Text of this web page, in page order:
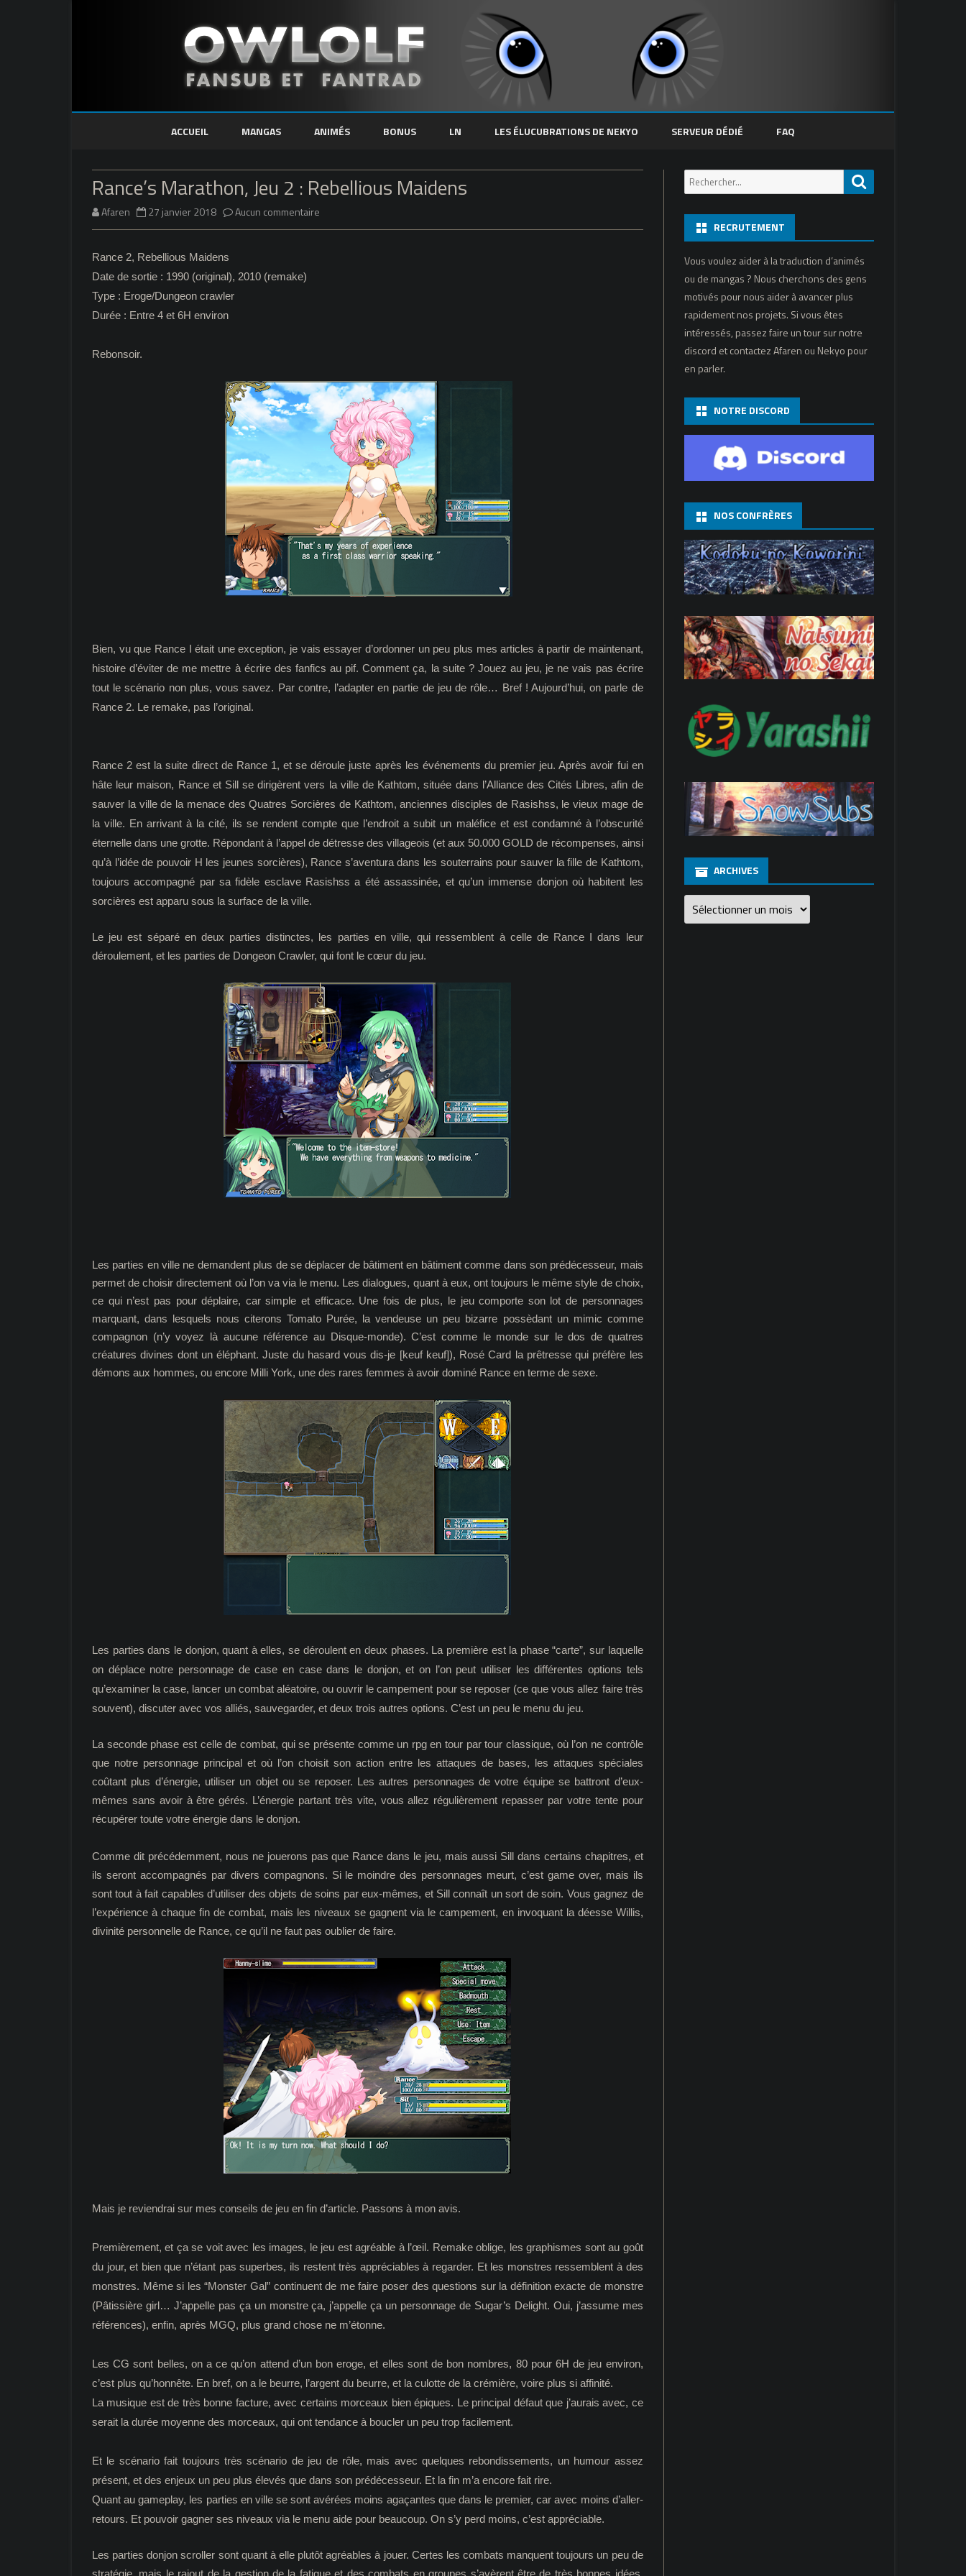
Skip
ACCUEIL MANGAS ANIMÉS BONUS LN LES ÉLUCUBRATIONS DE NEKYO SERVEUR DÉDIÉ FAQ
Rance’s Marathon, Jeu 2 : Rebellious Maidens
Afaren 27 janvier 2018 Aucun commentaire
Maidens
Rance 2, Rebellious Maidens
Date de sortie : 1990 (original), 2010 (remake)
Type : Eroge/Dungeon crawler
Durée : Entre 4 et 6H environ
Rebonsoir.
Bien, vu que Rance I était une exception, je vais essayer d’ordonner un peu plus mes articles à partir de maintenant,
histoire d’éviter de me mettre à écrire des fanfics au pif. Comment ça, la suite ? Jouez au jeu, je ne vais pas écrire
tout le scénario non plus, vous savez. Par contre, l’adapter en partie de jeu de rôle… Bref ! Aujourd’hui, on parle de
Rance 2. Le remake, pas l’original.
Rance 2 est la suite direct de Rance 1, et se déroule juste après les événements du premier jeu. Après avoir fui en
hâte leur maison, Rance et Sill se dirigèrent vers la ville de Kathtom, située dans l’Alliance des Cités Libres, afin de
sauver la ville de la menace des Quatres Sorcières de Kathtom, anciennes disciples de Rasishss, le vieux mage de
la ville. En arrivant à la cité, ils se rendent compte que l’endroit a subit un maléfice et est condamné à l’obscurité
éternelle dans une grotte. Répondant à l’appel de détresse des villageois (et aux 50.000 GOLD de récompenses, ainsi
qu’à l’idée de pouvoir H les jeunes sorcières), Rance s’aventura dans les souterrains pour sauver la fille de Kathtom,
toujours accompagné par sa fidèle esclave Rasishss a été assassinée, et qu’un immense donjon où habitent les
sorcières est apparu sous la surface de la ville.
Le jeu est séparé en deux parties distinctes, les parties en ville, qui ressemblent à celle de Rance I dans leur
déroulement, et les parties de Dongeon Crawler, qui font le cœur du jeu.
Les parties en ville ne demandent plus de se déplacer de bâtiment en bâtiment comme dans son prédécesseur, mais
permet de choisir directement où l’on va via le menu. Les dialogues, quant à eux, ont toujours le même style de choix,
ce qui n’est pas pour déplaire, car simple et efficace. Une fois de plus, le jeu comporte son lot de personnages
marquant, dans lesquels nous citerons Tomato Purée, la vendeuse un peu bizarre possèdant un mimic comme
compagnon (n’y voyez là aucune référence au Disque-monde). C’est comme le monde sur le dos de quatres
créatures divines dont un éléphant. Juste du hasard vous dis-je [keuf keuf]), Rosé Card la prêtresse qui préfère les
démons aux hommes, ou encore Milli York, une des rares femmes à avoir dominé Rance en terme de sexe.
Les parties dans le donjon, quant à elles, se déroulent en deux phases. La première est la phase “carte”, sur laquelle
on déplace notre personnage de case en case dans le donjon, et on l’on peut utiliser les différentes options tels
qu’examiner la case, lancer un combat aléatoire, ou ouvrir le campement pour se reposer (ce que vous allez faire très
souvent), discuter avec vos alliés, sauvegarder, et deux trois autres options. C’est un peu le menu du jeu.
La seconde phase est celle de combat, qui se présente comme un rpg en tour par tour classique, où l’on ne contrôle
que notre personnage principal et où l’on choisit son action entre les attaques de bases, les attaques spéciales
coûtant plus d’énergie, utiliser un objet ou se reposer. Les autres personnages de votre équipe se battront d’eux-
mêmes sans avoir à être gérés. L’énergie partant très vite, vous allez régulièrement repasser par votre tente pour
récupérer toute votre énergie dans le donjon.
Comme dit précédemment, nous ne jouerons pas que Rance dans le jeu, mais aussi Sill dans certains chapitres, et
ils seront accompagnés par divers compagnons. Si le moindre des personnages meurt, c’est game over, mais ils
sont tout à fait capables d’utiliser des objets de soins par eux-mêmes, et Sill connaît un sort de soin. Vous gagnez de
l’expérience à chaque fin de combat, mais les niveaux se gagnent via le campement, en invoquant la déesse Willis,
divinité personnelle de Rance, ce qu’il ne faut pas oublier de faire.
Mais je reviendrai sur mes conseils de jeu en fin d’article. Passons à mon avis.
Premièrement, et ça se voit avec les images, le jeu est agréable à l’œil. Remake oblige, les graphismes sont au goût
du jour, et bien que n’étant pas superbes, ils restent très appréciables à regarder. Et les monstres ressemblent à des
monstres. Même si les “Monster Gal” continuent de me faire poser des questions sur la définition exacte de monstre
(Pâtissière girl… J’appelle pas ça un monstre ça, j’appelle ça un personnage de Sugar’s Delight. Oui, j’assume mes
références), enfin, après MGQ, plus grand chose ne m’étonne.
Les CG sont belles, on a ce qu’on attend d’un bon eroge, et elles sont de bon nombres, 80 pour 6H de jeu environ,
c’est plus qu’honnête. En bref, on a le beurre, l’argent du beurre, et la culotte de la crémière, voire plus si affinité.
La musique est de très bonne facture, avec certains morceaux bien épiques. Le principal défaut que j’aurais avec, ce
serait la durée moyenne des morceaux, qui ont tendance à boucler un peu trop facilement.
Et le scénario fait toujours très scénario de jeu de rôle, mais avec quelques rebondissements, un humour assez
présent, et des enjeux un peu plus élevés que dans son prédécesseur. Et la fin m’a encore fait rire.
Quant au gameplay, les parties en ville se sont avérées moins agaçantes que dans le premier, car avec moins d’aller-
retours. Et pouvoir gagner ses niveaux via le menu aide pour beaucoup. On s’y perd moins, c’est appréciable.
Les parties donjon scroller sont quant à elle plutôt agréables à jouer. Certes les combats manquent toujours un peu de
stratégie, mais le rajout de la gestion de la fatigue et des combats en groupes s’avèrent être de très bonnes idées,
Recherche
pour:
RECRUTEMENT
Vous voulez aider à la traduction d’animés
ou de mangas ? Nous cherchons des gens
motivés pour nous aider à avancer plus
rapidement nos projets. Si vous êtes
intéressés, passez faire un tour sur notre
discord et contactez Afaren ou Nekyo pour
en parler.
NOTRE DISCORD
NOS CONFRÈRES
ARCHIVES
Archives